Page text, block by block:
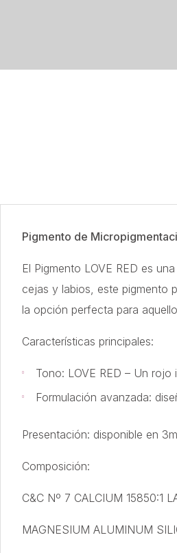
Pigmento de
El Pigmento LOVE RED es
cejas y labios, este pigmento
la opción perfecta para
Características principales:
Tono: LOVE RED – Un
Formulación avanzada:
Presentación: disponible en
Composición:
C&C Nº 7 CALCIUM 15850:1
MAGNESIUM ALUMINUM